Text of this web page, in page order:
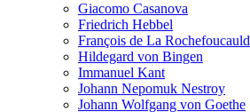
Giacomo Casanova
Friedrich Hebbel
François de La Rochefoucauld
Hildegard von Bingen
Immanuel Kant
Johann Nepomuk Nestroy
Johann Wolfgang von Goethe